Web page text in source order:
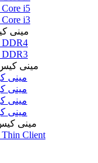
مینی کیس استوک Core i5
مینی کیس استوک Core i3
مینی
مینی کیس استوک DDR4
مینی کیس استوک DDR3
مینی
مینی
مینی
مینی
مینی
مینی
مینی کیس استوک Thin Client